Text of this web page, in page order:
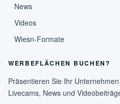
News
Videos
Wiesn-Formate
WERBEFLÄCHEN BUCHEN?
Präsentieren Sie Ihr
Livecams, News und